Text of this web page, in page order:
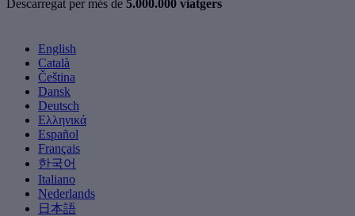
Descarregat per més de 5.000.000 viatgers
English
Català
Čeština
Dansk
Deutsch
Ελληνικά
Español
Français
한국어
Italiano
Nederlands
日本語